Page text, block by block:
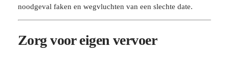
noodgeval faken en wegvluchten van een slechte date.
Zorg voor eigen vervoer